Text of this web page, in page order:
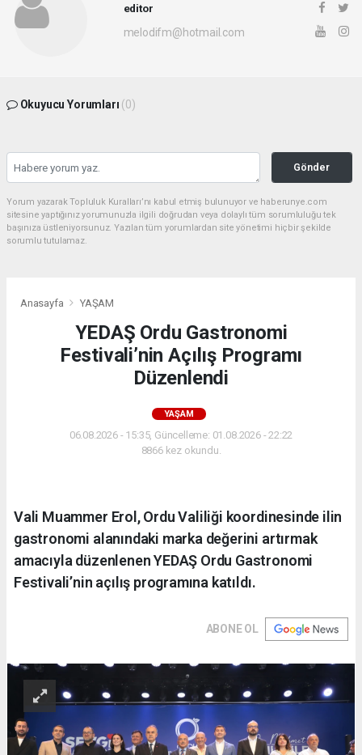
editor
melodifm@hotmail.com
Okuyucu Yorumları (0)
Gönder
Yorum yazarak Topluluk Kuralları’nı kabul etmiş bulunuyor ve haberunye.com
sitesine yaptığınız yorumunuzla ilgili doğrudan veya dolaylı tüm sorumluluğu tek
başınıza üstleniyorsunuz. Yazılan tüm yorumlardan site yönetimi hiçbir şekilde
sorumlu tutulamaz.
Anasayfa YAŞAM
YEDAŞ Ordu Gastronomi
Festivali’nin Açılış Programı
Düzenlendi
YAŞAM
06.08.2026 - 15:35, Güncelleme: 01.08.2026 - 22:22
8866 kez okundu.
Vali Muammer Erol, Ordu Valiliği koordinesinde ilin
gastronomi alanındaki marka değerini artırmak
amacıyla düzenlenen YEDAŞ Ordu Gastronomi
Festivali’nin açılış programına katıldı.
ABONE OL